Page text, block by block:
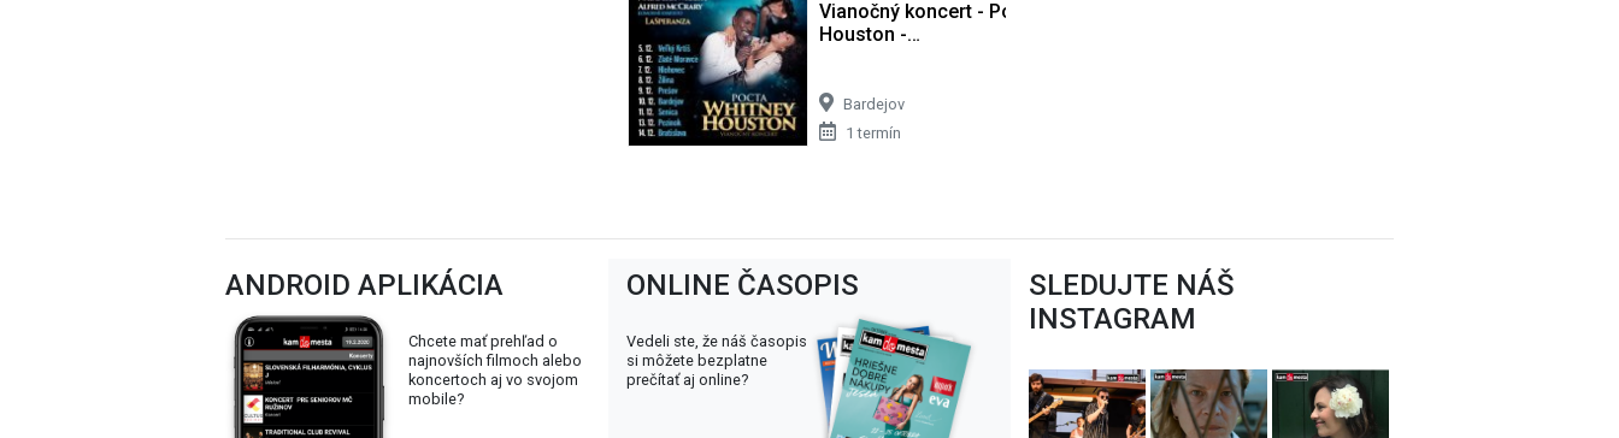
Vianočný koncert - Pocta Whitney
Houston -…
Bardejov
1 termín
ANDROID APLIKÁCIA
Chcete mať prehľad o
najnovších filmoch alebo
koncertoch aj vo svojom
mobile?
ONLINE ČASOPIS
Vedeli ste, že náš časopis
si môžete bezplatne
prečítať aj online?
SLEDUJTE NÁŠ
INSTAGRAM